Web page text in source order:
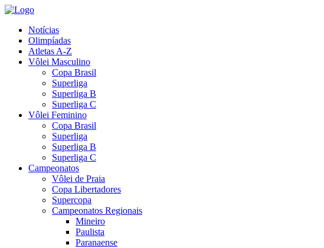
Notícias
Olimpíadas
Atletas A-Z
Vôlei Masculino
Copa Brasil
Superliga
Superliga B
Superliga C
Vôlei Feminino
Copa Brasil
Superliga
Superliga B
Superliga C
Campeonatos
Vôlei de Praia
Copa Libertadores
Supercopa
Campeonatos Regionais
Mineiro
Paulista
Paranaense